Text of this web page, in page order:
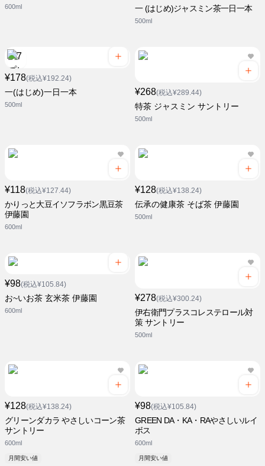
600ml 一 (はじめ)ジャスミン茶一日一本
500ml
¥178(税込¥192.24)
一(はじめ)一日一本
500ml
¥268(税込¥289.44)
特茶 ジャスミン サントリー
500ml
¥118(税込¥127.44)
かりっと大豆イソフラボン黒豆茶
伊藤園
600ml
¥128(税込¥138.24)
伝承の健康茶 そば茶 伊藤園
500ml
¥98(税込¥105.84)
お~いお茶 玄米茶 伊藤園
600ml
¥278(税込¥300.24)
伊右衛門プラスコレステロール対
策 サントリー
500ml
¥128(税込¥138.24)
グリーンダカラ やさしいコーン茶
サントリー
600ml
月間安い値
¥98(税込¥105.84)
GREEN DA・KA・RAやさしいルイ
ボス
600ml
月間安い値